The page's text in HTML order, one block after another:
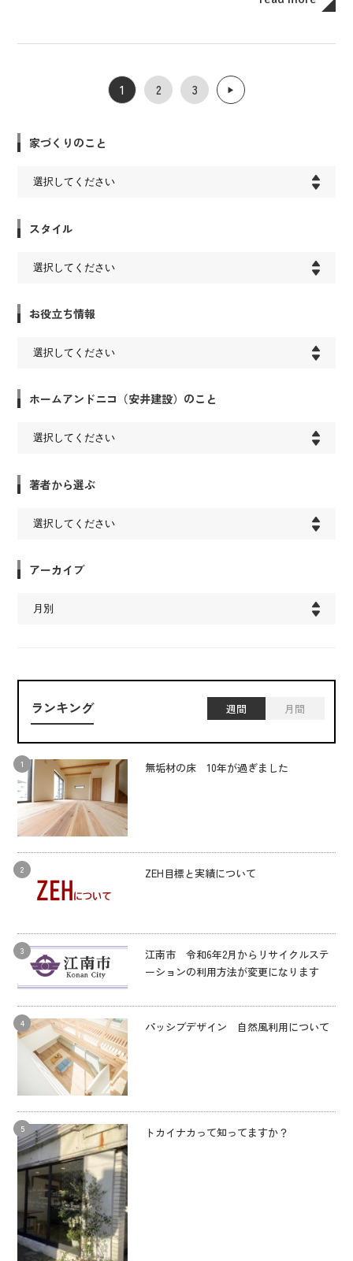
1 2 3 ▶︎
家づくりのこと
スタイル
お役立ち情報
ホームアンドニコ（安井建設）のこと
著者から選ぶ
アーカイブ
ランキング 週間 月間
無垢材の床 10年が過ぎました
ZEH目標と実績について
江南市 令和6年2月からリサイクルステ
ーションの利用方法が変更になります
パッシブデザイン 自然風利用について
トカイナカって知ってますか？